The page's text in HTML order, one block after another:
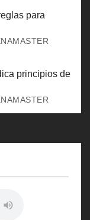
para
principios de